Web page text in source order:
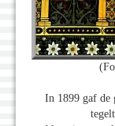
In 1899 gaf de